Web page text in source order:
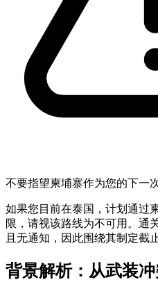
不要指望柬埔寨作为您的下一
如果您目前在泰国，计划通过
限，请视该路线为不可用。通
且无通知，因此围绕其制定截
背景解析：从武装